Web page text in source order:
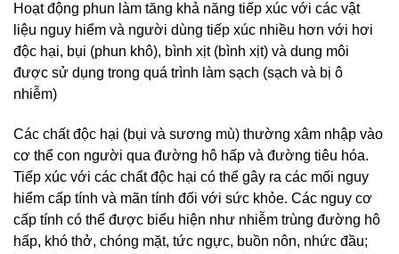
Hoạt động phun làm tăng khả năng tiếp xúc với các vật
liệu nguy hiểm và người dùng tiếp xúc nhiều hơn với hơi
độc hại, bụi (phun khô), bình xịt (bình xịt) và dung môi
được sử dụng trong quá trình làm sạch (sạch và bị ô
nhiễm)
Các chất độc hại (bụi và sương mù) thường xâm nhập vào
cơ thể con người qua đường hô hấp và đường tiêu hóa.
Tiếp xúc với các chất độc hại có thể gây ra các mối nguy
hiểm cấp tính và mãn tính đối với sức khỏe. Các nguy cơ
cấp tính có thể được biểu hiện như nhiễm trùng đường hô
hấp, khó thở, chóng mặt, tức ngực, buồn nôn, nhức đầu;